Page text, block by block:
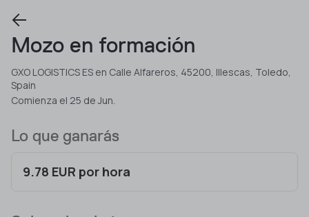
Mozo en formación
GXO LOGISTICS ES en Calle Alfareros, 45200, Illescas, Toledo,
Spain
Comienza el 25 de Jun.
Lo que ganarás
9.78 EUR por hora